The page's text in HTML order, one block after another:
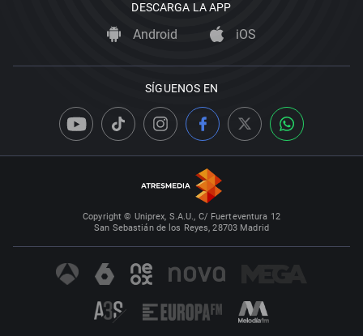
DESCARGA LA APP
Android iOS
SÍGUENOS EN
Copyright © Uniprex, S.A.U., C/ Fuerteventura 12
San Sebastián de los Reyes, 28703 Madrid